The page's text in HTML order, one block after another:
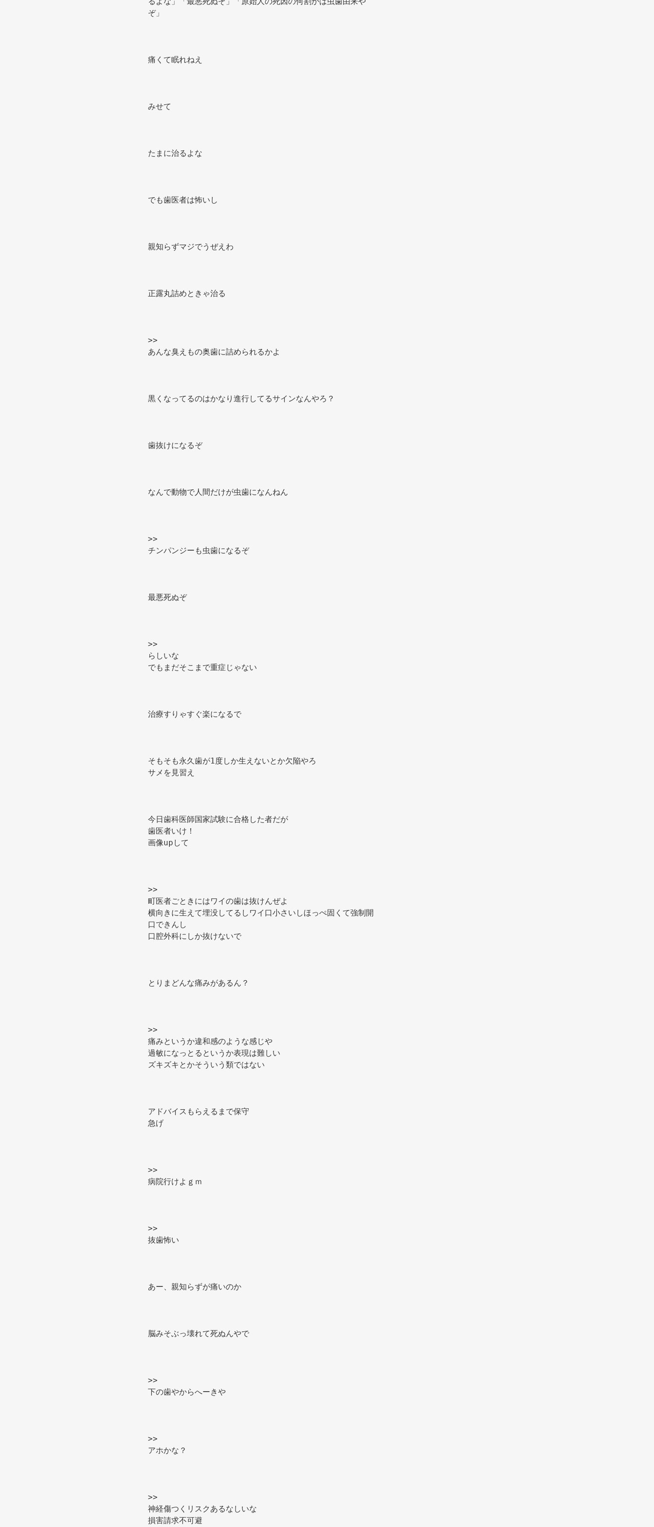
ぞ」
痛くて眠れねえ
みせて
たまに治るよな
でも歯医者は怖いし
親知らずマジでうぜえわ
正露丸詰めときゃ治る
>>
あんな臭えもの奥歯に詰められるかよ
黒くなってるのはかなり進行してるサインなんやろ？
歯抜けになるぞ
なんで動物で人間だけが虫歯になんねん
>>
チンパンジーも虫歯になるぞ
最悪死ぬぞ
>>
らしいな
でもまだそこまで重症じゃない
治療すりゃすぐ楽になるで
そもそも永久歯が1度しか生えないとか欠陥やろ
サメを見習え
今日歯科医師国家試験に合格した者だが
歯医者いけ！
画像upして
>>
町医者ごときにはワイの歯は抜けんぜよ
横向きに生えて埋没してるしワイ口小さいしほっぺ固くて強制開
口できんし
口腔外科にしか抜けないで
とりまどんな痛みがあるん？
>>
痛みというか違和感のような感じや
過敏になっとるというか表現は難しい
ズキズキとかそういう類ではない
アドバイスもらえるまで保守
急げ
>>
病院行けよｇｍ
>>
抜歯怖い
あー、親知らずが痛いのか
脳みそぶっ壊れて死ぬんやで
>>
下の歯やからへーきや
>>
アホかな？
>>
神経傷つくリスクあるなしいな
損害請求不可避